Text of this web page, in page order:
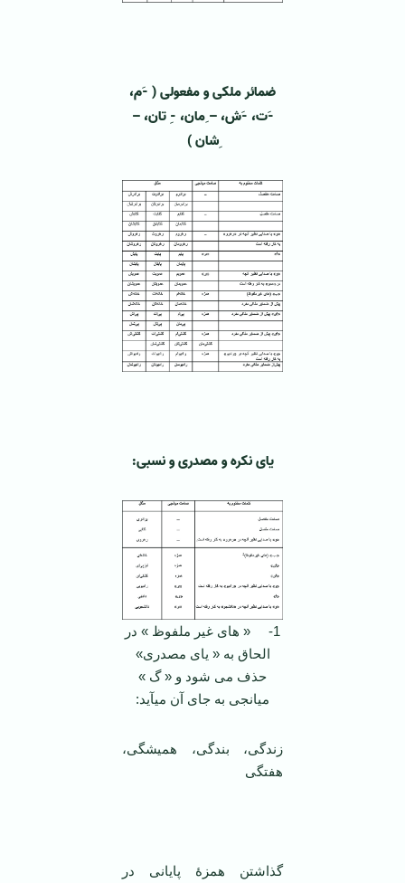
ضمائر ملکی و مفعولی ( -َم،
-َت، -َش، – ِمان، -ِ تان، –
ِشان)
یای نکره و مصدری و نسبی:
1- « های غیر ملفوظ » در
الحاق به « یای مصدری»
حذف می شود و « گ »
میانجی به جای آن می­آید:
زندگی، بندگی، همیشگی،
هفتگی
گذاشتن همزۀ پایانی در